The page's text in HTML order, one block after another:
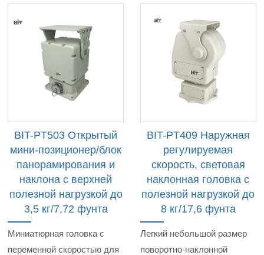
BIT-PT503 Открытый
мини-позиционер/блок
панорамирования и
наклона с верхней
полезной нагрузкой до
3,5 кг/7,72 фунта
Миниатюрная головка с
переменной скоростью для
BIT-PT409 Наружная
регулируемая
скорость, световая
наклонная головка с
полезной нагрузкой до
8 кг/17,6 фунта
Легкий небольшой размер
поворотно-наклонной